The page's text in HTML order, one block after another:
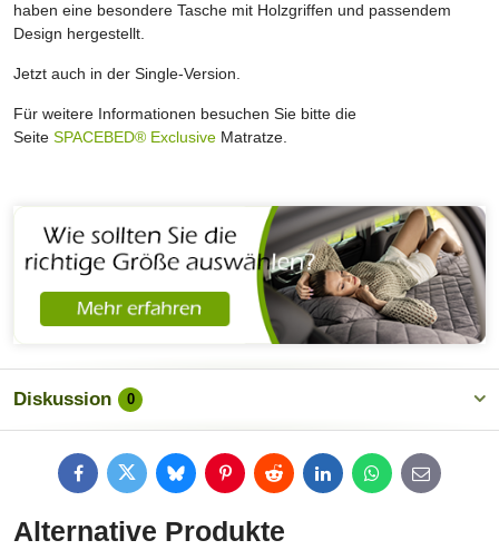
haben eine besondere Tasche mit Holzgriffen und passendem
Design hergestellt.
Jetzt auch in der Single-Version.
Für weitere Informationen besuchen Sie bitte die
Seite SPACEBED® Exclusive Matratze.
Diskussion 0
FacebookTwitterBlueskyPinterestRedditLinkedInWhatsApp
E-
mail
Alternative Produkte